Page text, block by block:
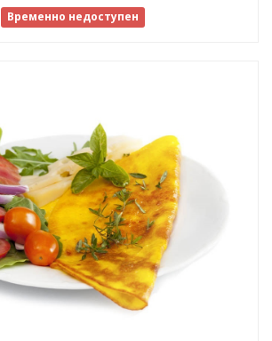
Временно недоступен